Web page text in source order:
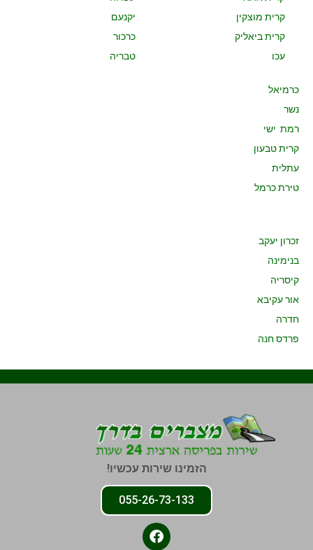
קרית מוצקין
קרית ביאליק
עכו
יקנעם
כרכור
טבריה
כרמיאל
נשר
רמת ישי
קרית טבעון
עתלית
טירת כרמל
זכרון יעקב
בנימינה
קיסריה
אור עקיבא
חדרה
פרדס חנה
הזמינו שירות עכשיו!
055-26-73-133